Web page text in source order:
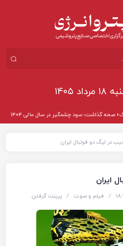
۱۴۰۵
صحه گذاشت؛ سود چشمگیر در سال مالی ۱۴۰۴
در لیگ دو فوتبال ایران
ایران
/ فیلم و صوت / پرینت گرفتن